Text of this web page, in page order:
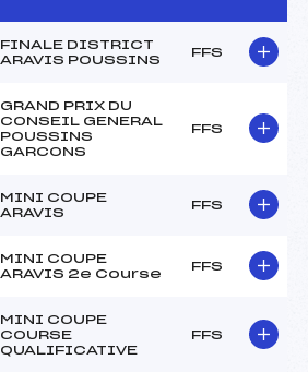
FINALE DISTRICT
ARAVIS POUSSINS
FFS
GRAND PRIX DU
CONSEIL GENERAL
POUSSINS
GARCONS
FFS
MINI COUPE
ARAVIS
FFS
MINI COUPE
ARAVIS 2e Course
FFS
MINI COUPE
COURSE
QUALIFICATIVE
FFS